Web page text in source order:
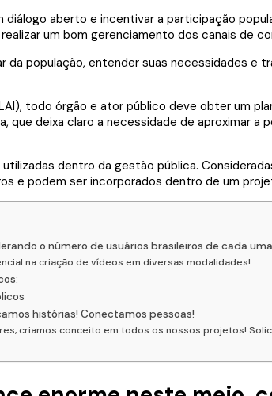
aberto e incentivar a participação
um bom gerenciamento dos canais de
da população, entender suas necessidades e
todo órgão e ator público deve obter um
que deixa claro a necessidade de aproximar
dentro da gestão pública.
e podem ser incorporados dentro de um
o número de usuários brasileiros de cada
na criação de vídeos em diversas modalidades!
histórias! Conectamos pessoas!
criamos conceito em todos os nossos projetos!